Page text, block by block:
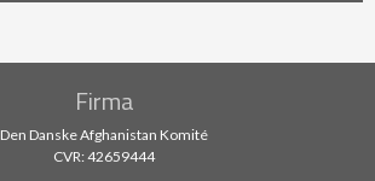
Firma
Den Danske Afghanistan Komité
CVR: 42659444